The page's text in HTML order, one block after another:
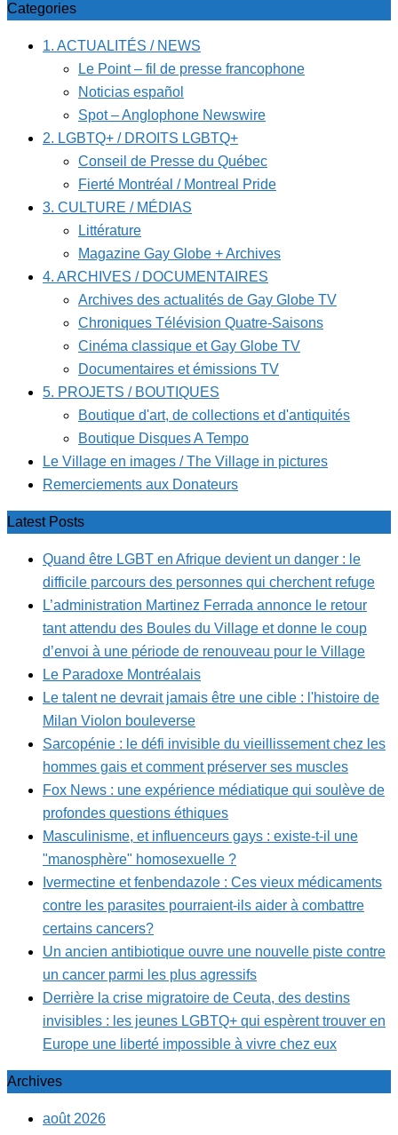
Categories
1. ACTUALITÉS / NEWS
Le Point – fil de presse francophone
Noticias español
Spot – Anglophone Newswire
2. LGBTQ+ / DROITS LGBTQ+
Conseil de Presse du Québec
Fierté Montréal / Montreal Pride
3. CULTURE / MÉDIAS
Littérature
Magazine Gay Globe + Archives
4. ARCHIVES / DOCUMENTAIRES
Archives des actualités de Gay Globe TV
Chroniques Télévision Quatre-Saisons
Cinéma classique et Gay Globe TV
Documentaires et émissions TV
5. PROJETS / BOUTIQUES
Boutique d'art, de collections et d'antiquités
Boutique Disques A Tempo
Le Village en images / The Village in pictures
Remerciements aux Donateurs
Latest Posts
Quand être LGBT en Afrique devient un danger : le
difficile parcours des personnes qui cherchent refuge
L’administration Martinez Ferrada annonce le retour
tant attendu des Boules du Village et donne le coup
d’envoi à une période de renouveau pour le Village
Le Paradoxe Montréalais
Le talent ne devrait jamais être une cible : l'histoire de
Milan Violon bouleverse
Sarcopénie : le défi invisible du vieillissement chez les
hommes gais et comment préserver ses muscles
Fox News : une expérience médiatique qui soulève de
profondes questions éthiques
Masculinisme, et influenceurs gays : existe-t-il une
"manosphère" homosexuelle ?
Ivermectine et fenbendazole : Ces vieux médicaments
contre les parasites pourraient-ils aider à combattre
certains cancers?
Un ancien antibiotique ouvre une nouvelle piste contre
un cancer parmi les plus agressifs
Derrière la crise migratoire de Ceuta, des destins
invisibles : les jeunes LGBTQ+ qui espèrent trouver en
Europe une liberté impossible à vivre chez eux
Archives
août 2026